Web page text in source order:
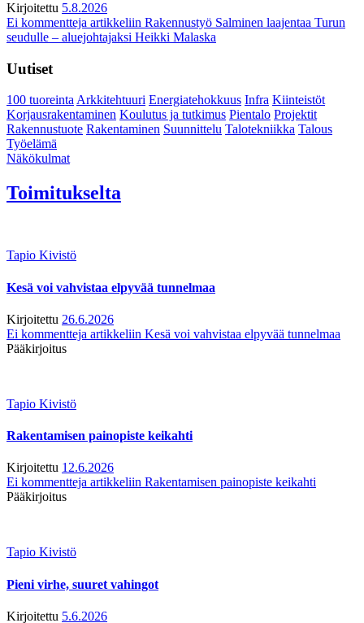
Kirjoitettu 5.8.2026
Ei kommentteja artikkeliin Rakennustyö Salminen laajentaa Turun
seudulle – aluejohtajaksi Heikki Malaska
Uutiset
100 tuoreintaArkkitehtuuri Energiatehokkuus Infra Kiinteistöt
Korjausrakentaminen Koulutus ja tutkimus Pientalo Projektit
Rakennustuote Rakentaminen Suunnittelu Talotekniikka Talous
Työelämä
Näkökulmat
Toimitukselta
Tapio Kivistö
Kesä voi vahvistaa elpyvää tunnelmaa
Kirjoitettu 26.6.2026
Ei kommentteja artikkeliin Kesä voi vahvistaa elpyvää tunnelmaa
Pääkirjoitus
Tapio Kivistö
Rakentamisen painopiste keikahti
Kirjoitettu 12.6.2026
Ei kommentteja artikkeliin Rakentamisen painopiste keikahti
Pääkirjoitus
Tapio Kivistö
Pieni virhe, suuret vahingot
Kirjoitettu 5.6.2026